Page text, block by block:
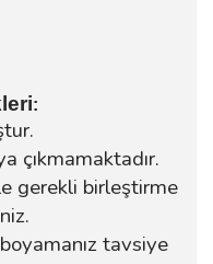
:
çıkmamaktadır.
gerekli birleştirme
tavsiye